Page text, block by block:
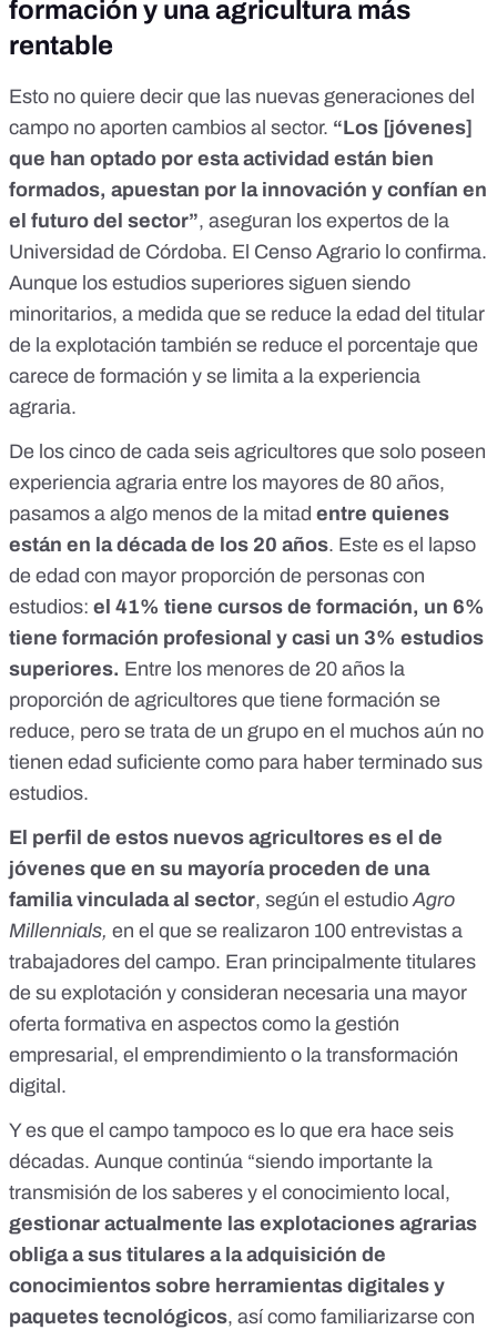
formación y una agricultura más
rentable
Esto no quiere decir que las nuevas generaciones del
campo no aporten cambios al sector. “Los [jóvenes]
que han optado por esta actividad están bien
formados, apuestan por la innovación y confían en
el futuro del sector”, aseguran los expertos de la
Universidad de Córdoba. El Censo Agrario lo confirma.
Aunque los estudios superiores siguen siendo
minoritarios, a medida que se reduce la edad del titular
de la explotación también se reduce el porcentaje que
carece de formación y se limita a la experiencia
agraria.
De los cinco de cada seis agricultores que solo poseen
experiencia agraria entre los mayores de 80 años,
pasamos a algo menos de la mitad entre quienes
están en la década de los 20 años. Este es el lapso
de edad con mayor proporción de personas con
estudios: el 41% tiene cursos de formación, un 6%
tiene formación profesional y casi un 3% estudios
superiores. Entre los menores de 20 años la
proporción de agricultores que tiene formación se
reduce, pero se trata de un grupo en el muchos aún no
tienen edad suficiente como para haber terminado sus
estudios.
El perfil de estos nuevos agricultores es el de
jóvenes que en su mayoría proceden de una
familia vinculada al sector, según el estudioAgro
Millennials, en el que se realizaron 100 entrevistas a
trabajadores del campo. Eran principalmente titulares
de su explotación y consideran necesaria una mayor
oferta formativa en aspectos como la gestión
empresarial, el emprendimiento o la transformación
digital.
Y es que el campo tampoco es lo que era hace seis
décadas. Aunque continúa “siendo importante la
transmisión de los saberes y el conocimiento local,
gestionar actualmente las explotaciones agrarias
obliga a sus titulares a la adquisición de
conocimientos sobre herramientas digitales y
paquetes tecnológicos, así como familiarizarse con